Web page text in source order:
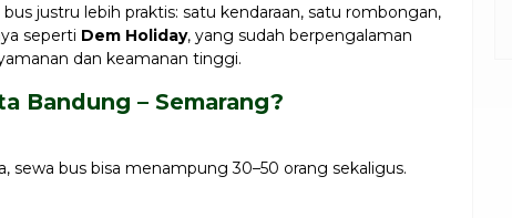
justru lebih praktis: satu kendaraan, satu rombongan,
seperti Dem Holiday, yang sudah berpengalaman
dan keamanan tinggi.
Bandung – Semarang?
sewa bus bisa menampung 30–50 orang sekaligus.